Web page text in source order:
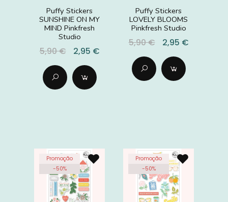
Puffy Stickers
SUNSHINE ON MY
MIND Pinkfresh
Studio
5,90 € 2,95 €
Puffy Stickers
LOVELY BLOOMS
Pinkfresh Studio
5,90 € 2,95 €
Promoção
-50%
Promoção
-50%